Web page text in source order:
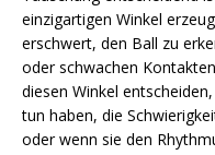
einzigartigen Winkel
erschwert, den Ball zu
oder schwachen
diesen Winkel
tun haben, die
oder wenn sie den